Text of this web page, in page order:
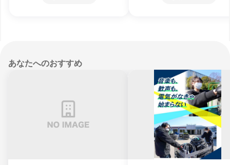
あなたへのおすすめ